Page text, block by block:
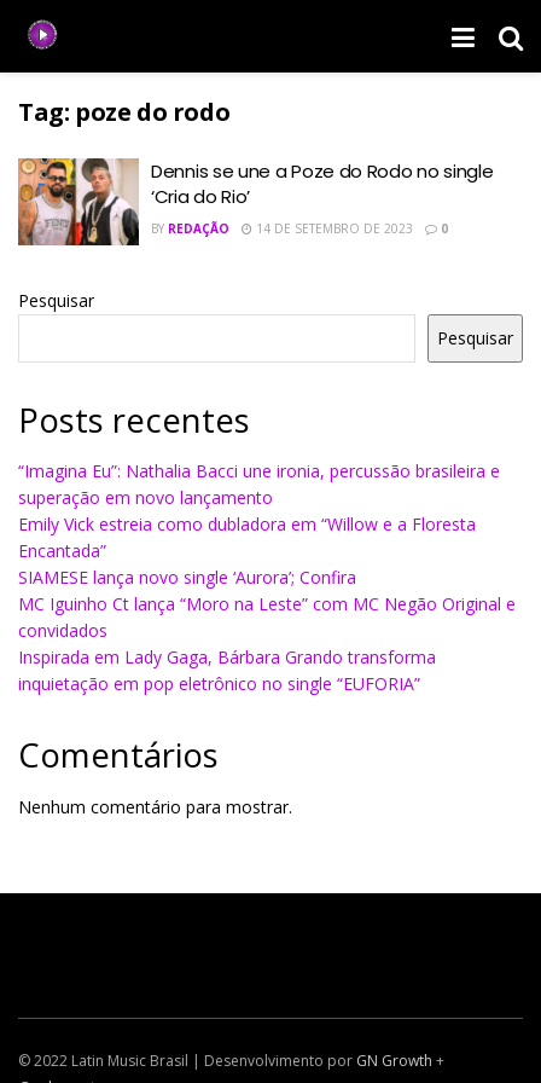
Tag: poze do rodo
Dennis se une a Poze do Rodo no single
‘Cria do Rio’
BY REDAÇÃO 14 DE SETEMBRO DE 2023 0
Pesquisar
Pesquisar
Posts recentes
“Imagina Eu”: Nathalia Bacci une ironia, percussão brasileira e
superação em novo lançamento
Emily Vick estreia como dubladora em “Willow e a Floresta
Encantada”
SIAMESE lança novo single ‘Aurora’; Confira
MC Iguinho Ct lança “Moro na Leste” com MC Negão Original e
convidados
Inspirada em Lady Gaga, Bárbara Grando transforma
inquietação em pop eletrônico no single “EUFORIA”
Comentários
Nenhum comentário para mostrar.
© 2022 Latin Music Brasil | Desenvolvimento por GN Growth +